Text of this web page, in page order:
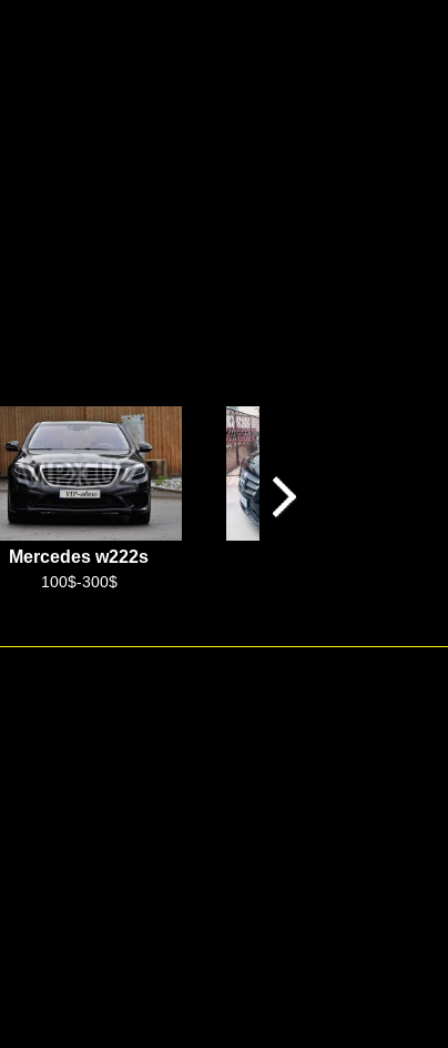
Mercedes Vito
100$-250$